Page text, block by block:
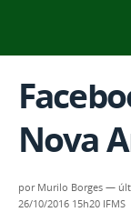
Nova
por Murilo Borges —
26/10/2016 15h20 IFMS